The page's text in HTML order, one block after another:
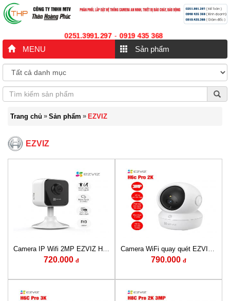
0251.3991.297 - 0919 435 368
MENU Sản phẩm
Trang chủ » Sản phẩm » EZVIZ
EZVIZ
Camera IP Wifi 2MP EZVIZ H1C (Chuẩn Type-C)
720.000 đ
Camera WiFi quay quét EZVIZ H6c Pro 2K 3MP
790.000 đ